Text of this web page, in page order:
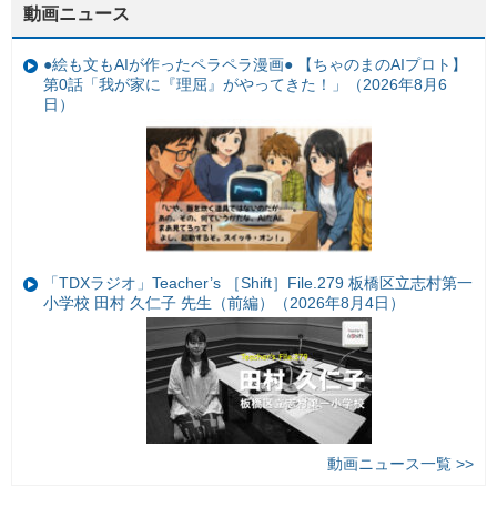
動画ニュース
●絵も文もAIが作ったペラペラ漫画● 【ちゃのまのAIプロト】
第0話「我が家に『理屈』がやってきた！」（2026年8月6
日）
「TDXラジオ」Teacher’s ［Shift］File.279 板橋区立志村第一
小学校 田村 久仁子 先生（前編）（2026年8月4日）
動画ニュース一覧 >>